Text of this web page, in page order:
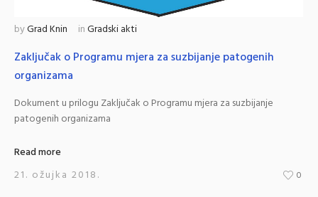
byGrad Knin inGradski akti
Zaključak o Programu mjera za suzbijanje patogenih
organizama
Dokument u prilogu Zaključak o Programu mjera za suzbijanje
patogenih organizama
Read more
21. ožujka 2018.
0